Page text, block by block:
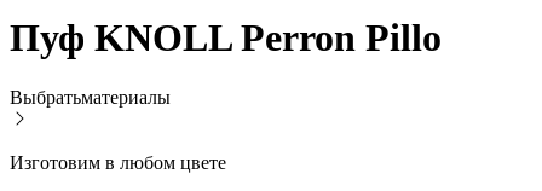
Пуф KNOLL Perron Pillo
Выбратьматериалы
Изготовим в любом цвете